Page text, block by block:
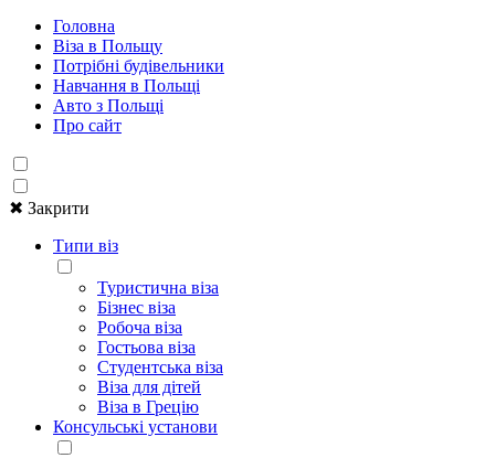
Головна
Віза в Польщу
Потрібні будівельники
Навчання в Польщі
Авто з Польщі
Про сайт
✖ Закрити
Типи віз
Туристична віза
Бізнес віза
Робоча віза
Гостьова віза
Студентська віза
Віза для дітей
Віза в Грецію
Консульські установи